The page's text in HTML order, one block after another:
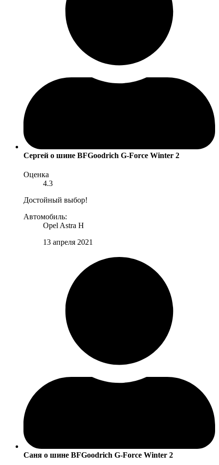
Сергей о шине BFGoodrich G-Force Winter 2
Оценка
4.3
Достойный выбор!
Автомобиль:
Opel Astra H
13 апреля 2021
Саня о шине BFGoodrich G-Force Winter 2